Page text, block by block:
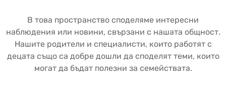
В това пространство споделяме интересни
наблюдения или новини, свързани с нашата общност.
Нашите родители и специалисти, които работят с
децата също са добре дошли да споделят теми, които
могат да бъдат полезни за семействата.